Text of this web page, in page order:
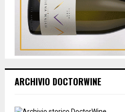
ARCHIVIO DOCTORWINE